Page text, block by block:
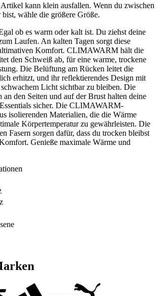
kann klein ausfallen. Wenn du zwischen
wähle die größere Größe.
ob es warm oder kalt ist. Du ziehst deine
Laufen. An kalten Tagen sorgt diese
Komfort. CLIMAWARM hält die
den Schweiß ab, für eine warme, trockene
Die Belüftung am Rücken leitet die
erhitzt, und ihr reflektierendes Design mit
Licht sichtbar zu bleiben. Die
an den Seiten und auf der Brust halten deine
sicher. Die CLIMAWARM-
isolierenden Materialien, die die Wärme
Körpertemperatur zu gewährleisten. Die
Fasern sorgen dafür, dass du trocken bleibst
Genieße maximale Wärme und